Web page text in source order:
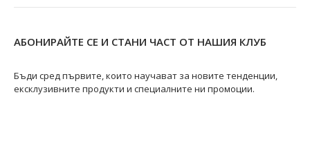
Гривни
Магазини
Ремонт на бижута
Видове перли
АБОНИРАЙТЕ СЕ И СТАНИ ЧАСТ ОТ НАШИЯ КЛУБ
Бъди сред първите, които научават за новите тенденции,
ексклузивните продукти и специалните ни промоции.